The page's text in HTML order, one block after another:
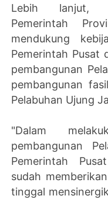
Lebih lanjut,
Pemerintah
mendukung
Pemerintah Pusat
pembangunan
pembangunan
Pelabuhan Ujung
"Dalam
pembangunan
Pemerintah
sudah
tinggal